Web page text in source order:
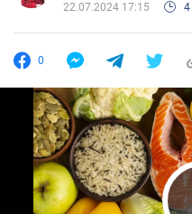
22.07.2024 17:15
0